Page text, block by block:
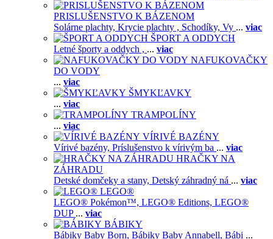
PRISLUŠENSTVO K BÁZENOM
Solárne plachty, Krycie plachty , Schodíky, Vy ... viac
ŠPORT A ODDYCH
Letné športy a oddych , ... viac
NAFUKOVAČKY
DO VODY
... viac
ŠMYKĽAVKY
... viac
TRAMPOLÍNY
... viac
VÍRIVÉ BAZÉNY
Vírivé bazény, Príslušenstvo k vírivým ba ... viac
HRAČKY NA
ZÁHRADU
Detské domčeky a stany, Detský záhradný ná ... viac
LEGO®
LEGO® Pokémon™, LEGO® Editions, LEGO®
DUP ... viac
BÁBIKY
Bábiky Baby Born, Bábiky Baby Annabell, Bábi ...